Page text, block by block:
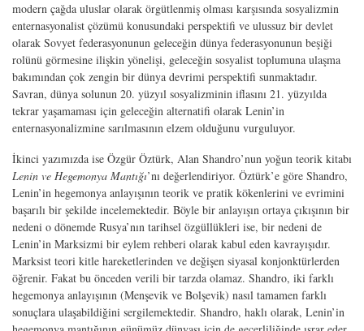
modern çağda uluslar olarak örgütlenmiş olması karşısında sosyalizmin
enternasyonalist çözümü konusundaki perspektifi ve ulussuz bir devlet
olarak Sovyet federasyonunun geleceğin dünya federasyonunun beşiği
rolünü görmesine ilişkin yönelişi, geleceğin sosyalist toplumuna ulaşma
bakımından çok zengin bir dünya devrimi perspektifi sunmaktadır.
Savran, dünya solunun 20. yüzyıl sosyalizminin iflasını 21. yüzyılda
tekrar yaşamaması için geleceğin alternatifi olarak Lenin’in
enternasyonalizmine sarılmasının elzem olduğunu vurguluyor.
İkinci yazımızda ise Özgür Öztürk, Alan Shandro’nun yoğun teorik kitabı
Lenin ve Hegemonya Mantığı’nı değerlendiriyor. Öztürk’e göre Shandro,
Lenin’in hegemonya anlayışının teorik ve pratik kökenlerini ve evrimini
başarılı bir şekilde incelemektedir. Böyle bir anlayışın ortaya çıkışının bir
nedeni o dönemde Rusya’nın tarihsel özgüllükleri ise, bir nedeni de
Lenin’in Marksizmi bir eylem rehberi olarak kabul eden kavrayışıdır.
Marksist teori kitle hareketlerinden ve değişen siyasal konjonktürlerden
öğrenir. Fakat bu önceden verili bir tarzda olamaz. Shandro, iki farklı
hegemonya anlayışının (Menşevik ve Bolşevik) nasıl tamamen farklı
sonuçlara ulaşabildiğini sergilemektedir. Shandro, haklı olarak, Lenin’in